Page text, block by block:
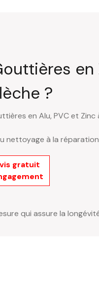
en
?
en Alu, PVC et Zinc
nettoyage à la
gratuit
qui assure la